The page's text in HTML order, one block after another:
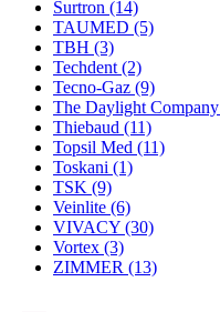
Surtron (14)
TAUMED (5)
TBH (3)
Techdent (2)
Tecno-Gaz (9)
The Daylight Company
Thiebaud (11)
Topsil Med (11)
Toskani (1)
TSK (9)
Veinlite (6)
VIVACY (30)
Vortex (3)
ZIMMER (13)